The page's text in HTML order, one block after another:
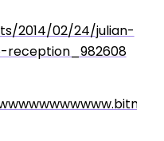
2014/02/24/julian-
reception_982608